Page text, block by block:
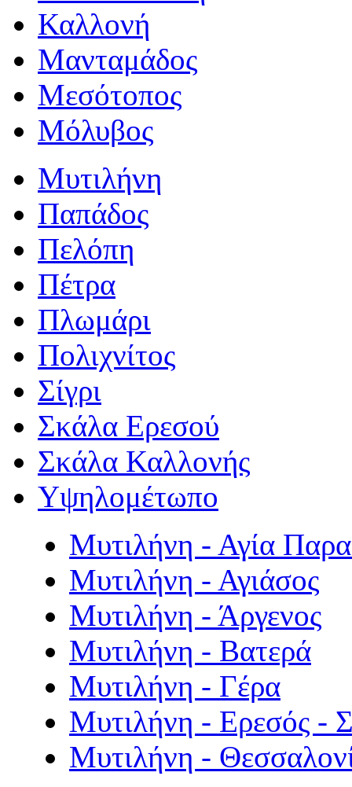
Καλλονή
Μανταμάδος
Μεσότοπος
Μόλυβος
Μυτιλήνη
Παπάδος
Πελόπη
Πέτρα
Πλωμάρι
Πολιχνίτος
Σίγρι
Σκάλα Ερεσού
Σκάλα Καλλονής
Υψηλομέτωπο
Μυτιλήνη - Αγία
Μυτιλήνη - Αγιάσος
Μυτιλήνη - Άργενος
Μυτιλήνη - Βατερά
Μυτιλήνη - Γέρα
Μυτιλήνη - Ερεσός -
Μυτιλήνη -